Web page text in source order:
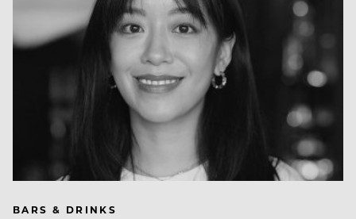
BARS & DRINKS